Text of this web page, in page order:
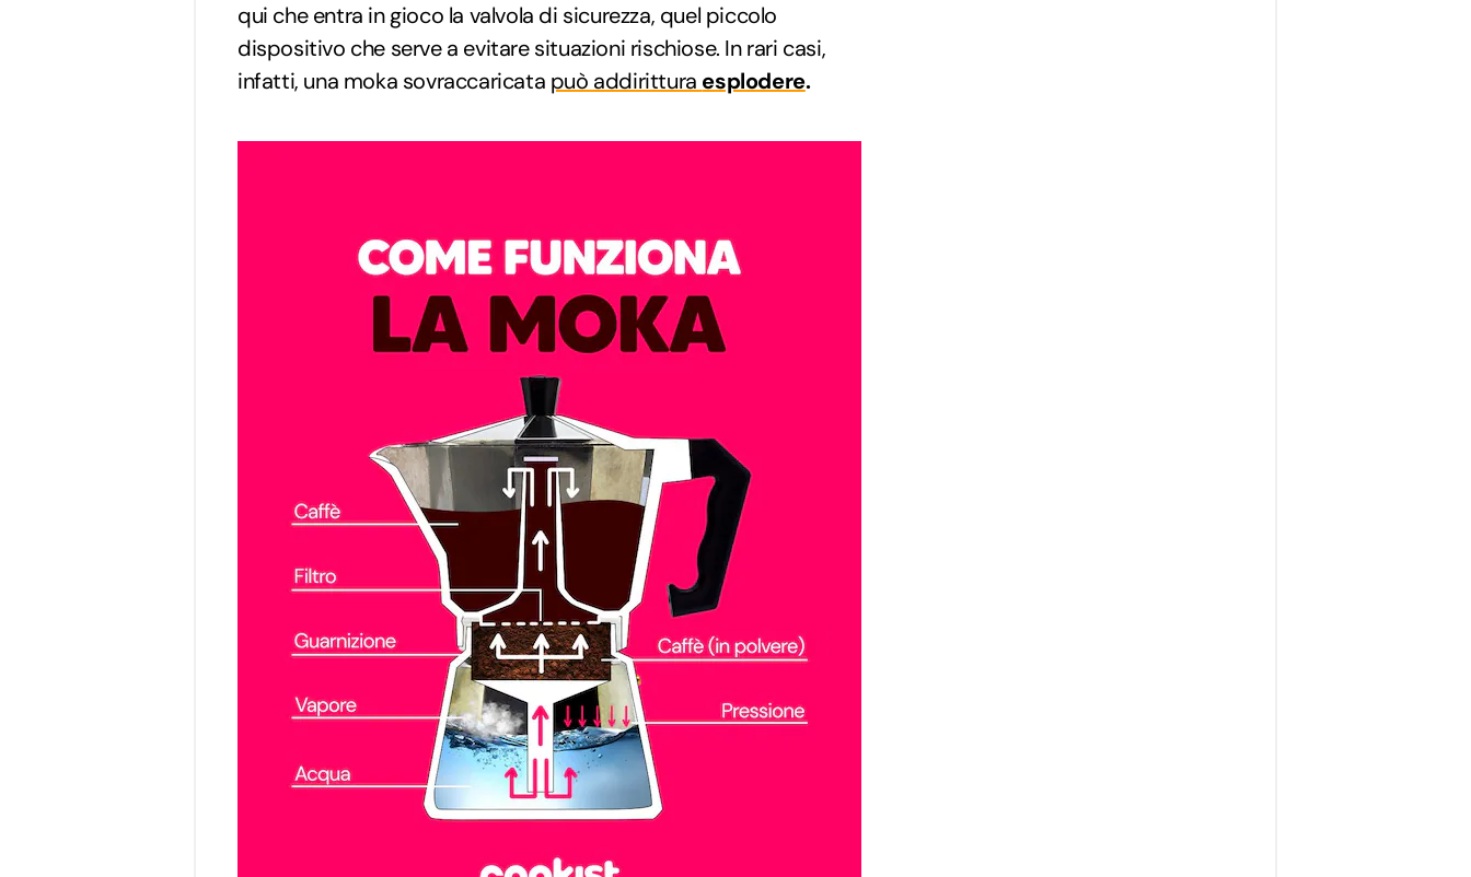
qui che entra in gioco la valvola di sicurezza, quel piccolo
dispositivo che serve a evitare situazioni rischiose. In rari casi,
infatti, una moka sovraccaricata può addirittura esplodere.